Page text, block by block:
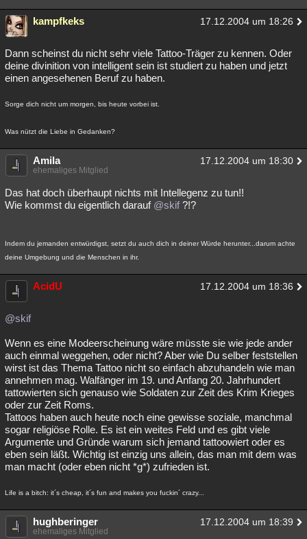
kampfkeks 17.12.2004 um 18:26
Dann scheinst du nicht sehr viele Tattoo-Träger zu kennen. Oder
deine divinition von intelligent sein ist studiert zu haben und jetzt
einen angesehenen Beruf zu haben.
Sorge dich nicht um morgen, bis heute vorbei ist.
Was nützt die Liebe in Gedanken?
Amila 17.12.2004 um 18:30
ehemaliges Mitglied
Das hat doch überhaupt nichts mit Intellegenz zu tun!!
Wie kommst du eigentlich darauf @skif?!?
Indem du jemanden entwürdigst, setzt du auch dich in deiner Würde herunter...darum achte
deine Umgebung und die Menschen in ihr.
AcidU 17.12.2004 um 18:36
@skif
Wenn es eine Modeerscheinung wäre müsste sie wie jede ander
auch einmal weggehen, oder nicht? Aber wie Du selber feststellen
wirst ist das Thema Tattoo nicht so einfach abzuhandeln wie man
annehmen mag. Walfänger im 19. und Anfang 20. Jahrhundert
tattowierten sich genauso wie Soldaten zur Zeit des Krim Krieges
oder zur Zeit Roms.
Tattoos haben auch heute noch eine gewisse soziale, manchmal
sogar religiöse Rolle. Es ist ein weites Feld und es gibt viele
Argumente und Gründe warum sich jemand tattoowiert oder es
eben sein läßt. Wichtig ist einzig uns allein, das man mit dem was
man macht (oder eben nicht *g*) zufrieden ist.
Life is a bitch: it´s cheap, it´s fun and makes you fuckin´ crazy...
hughberinger 17.12.2004 um 18:39
ehemaliges Mitglied